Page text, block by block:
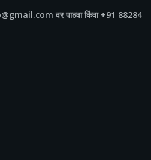
वर पाठवा किंवा +91 88284